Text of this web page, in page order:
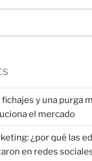
y una purga
el mercado
¿por qué las
en redes